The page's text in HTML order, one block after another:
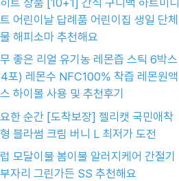
어린이날 답례품 어린이집 생일 단체
해피소마 추천해요
좋은 리얼 유기농 레몬즙 스틱 6박스
포) 레몬수 NFC100% 착즙 레몬원액
하이볼 사용 및 추천후기
한 순간 [도착보장] 젤리캣 국민애착
블라썸 크림 버니 L 최저가 도전
모달이불 봄이불 알러지케어 간절기
자리 그린가든 SS 추천해요